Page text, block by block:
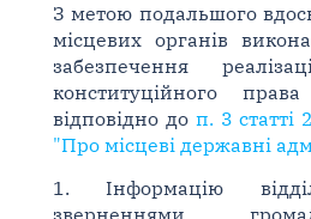
З метою подальшого
місцевих органів
забезпечення
конституційного
відповідно до п. 3 статті
"Про місцеві державні
1. Інформацію
зверненнями